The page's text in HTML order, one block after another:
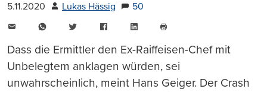
5.11.2020 Lukas Hässig
50
WhatsAppTwitter FacebookLinkedIn
drucken
Dass die Ermittler den Ex-Raiffeisen-Chef mit
Unbelegtem anklagen würden, sei
unwahrscheinlich, meint Hans Geiger. Der Crash